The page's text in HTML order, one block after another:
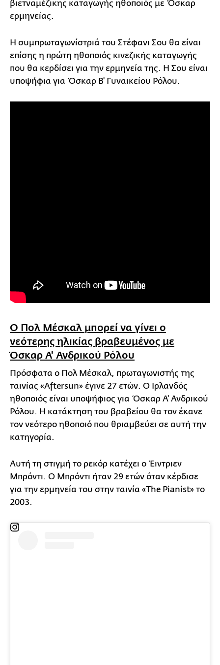
βιετναμέζικης καταγωγής ηθοποιός με Όσκαρ
ερμηνείας.
Η συμπρωταγωνίστριά του Στέφανι Σου θα είναι
επίσης η πρώτη ηθοποιός κινεζικής καταγωγής
που θα κερδίσει για την ερμηνεία της. Η Σου είναι
υποψήφια για Όσκαρ Β' Γυναικείου Ρόλου.
Ο Πολ Μέσκαλ μπορεί να γίνει ο
νεότερης ηλικίας βραβευμένος με
Όσκαρ Α' Ανδρικού Ρόλου
Πρόσφατα ο Πολ Μέσκαλ, πρωταγωνιστής της
ταινίας «Aftersun» έγινε 27 ετών. Ο Ιρλανδός
ηθοποιός είναι υποψήφιος για Όσκαρ Α' Ανδρικού
Ρόλου. Η κατάκτηση του βραβείου θα τον έκανε
τον νεότερο ηθοποιό που θριαμβεύει σε αυτή την
κατηγορία.
Αυτή τη στιγμή το ρεκόρ κατέχει ο Έιντριεν
Μπρόντι. Ο Μπρόντι ήταν 29 ετών όταν κέρδισε
για την ερμηνεία του στην ταινία «The Pianist» το
2003.